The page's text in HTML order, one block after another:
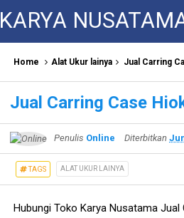
KARYA
Home Alat Ukur lainya Jual Carring
Jual Carring Case
Penulis Online Diterbitkan
TAGS ALAT UKUR LAINYA
Hubungi Toko Karya Nusatama Jual